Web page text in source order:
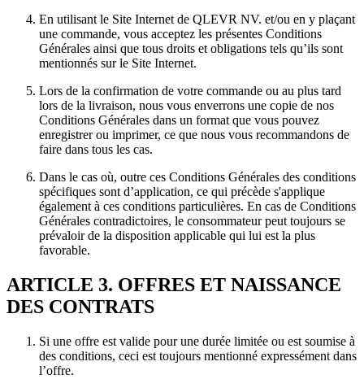
En utilisant le Site Internet de QLEVR NV. et/ou en y plaçant
une commande, vous acceptez les présentes Conditions
Générales ainsi que tous droits et obligations tels qu’ils sont
mentionnés sur le Site Internet.
Lors de la confirmation de votre commande ou au plus tard
lors de la livraison, nous vous enverrons une copie de nos
Conditions Générales dans un format que vous pouvez
enregistrer ou imprimer, ce que nous vous recommandons de
faire dans tous les cas.
Dans le cas où, outre ces Conditions Générales des conditions
spécifiques sont d’application, ce qui précède s'applique
également à ces conditions particulières. En cas de Conditions
Générales contradictoires, le consommateur peut toujours se
prévaloir de la disposition applicable qui lui est la plus
favorable.
ARTICLE 3. OFFRES ET NAISSANCE
DES CONTRATS
Si une offre est valide pour une durée limitée ou est soumise à
des conditions, ceci est toujours mentionné expressément dans
l’offre.